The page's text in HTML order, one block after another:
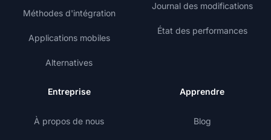
Méthodes d'intégration
Applications mobiles
Alternatives
Journal des modifications
État des performances
Entreprise
À propos de nous
Apprendre
Blog